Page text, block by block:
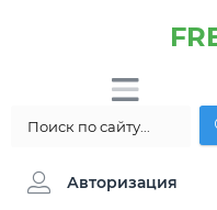
Авторизация